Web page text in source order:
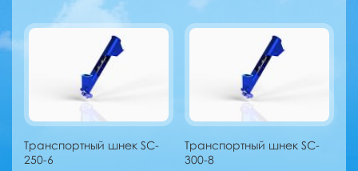
Транспортный шнек SC-
250-6
Транспортный шнек SC-
300-8